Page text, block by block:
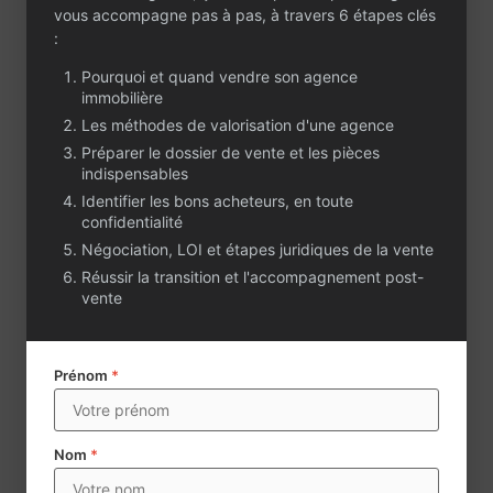
dirigeant, d’une
conseillère
transaction et de
deux alternants.
important portefeuille
de mandats, avec une
centaine de biens à la
vente, dont plus de la
moitié en exclusivité.
Le chiffre d’affaires
annuel moyen de
l’activité
d’environ 250 000 €.
Le potentiel de
développement est
significatif,
notamment par la
structuration et le
renforcement de
vous accompagne pas à pas, à travers 6 étapes clés
:
Pourquoi et quand vendre son agence
immobilière
Les méthodes de valorisation d'une agence
Préparer le dossier de vente et les pièces
indispensables
Identifier les bons acheteurs, en toute
confidentialité
Négociation, LOI et étapes juridiques de la vente
Réussir la transition et l'accompagnement post-
vente
Prénom *
Nom *